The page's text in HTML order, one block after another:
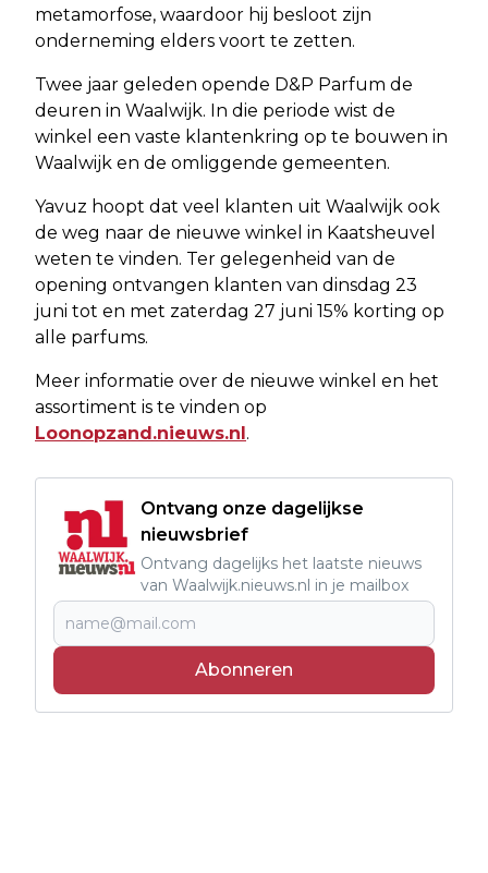
metamorfose, waardoor hij besloot zijn
onderneming elders voort te zetten.
Twee jaar geleden opende D&P Parfum de
deuren in Waalwijk. In die periode wist de
winkel een vaste klantenkring op te bouwen in
Waalwijk en de omliggende gemeenten.
Yavuz hoopt dat veel klanten uit Waalwijk ook
de weg naar de nieuwe winkel in Kaatsheuvel
weten te vinden. Ter gelegenheid van de
opening ontvangen klanten van dinsdag 23
juni tot en met zaterdag 27 juni 15% korting op
alle parfums.
Meer informatie over de nieuwe winkel en het
assortiment is te vinden op
Loonopzand.nieuws.nl.
Ontvang onze dagelijkse
nieuwsbrief
Ontvang dagelijks het laatste nieuws
van Waalwijk.nieuws.nl in je mailbox
Abonneren